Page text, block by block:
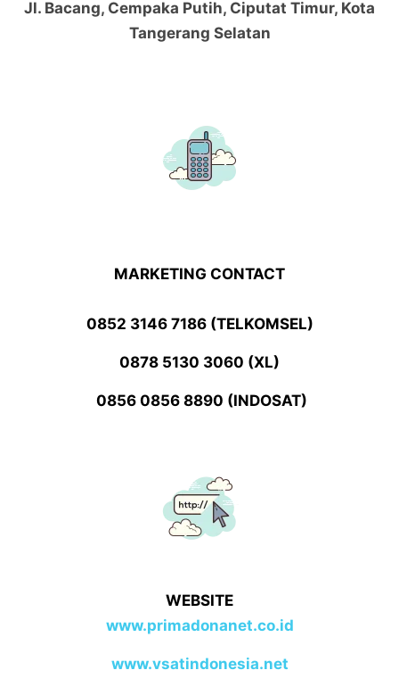
Jl. Bacang, Cempaka Putih, Ciputat Timur, Kota
Tangerang Selatan
MARKETING CONTACT
0852 3146 7186 (TELKOMSEL)
0878 5130 3060 (XL)
0856 0856 8890 (INDOSAT)
WEBSITE
www.primadonanet.co.id
www.vsatindonesia.net